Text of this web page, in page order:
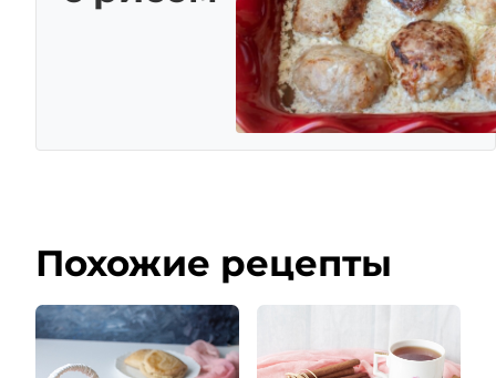
Похожие рецепты